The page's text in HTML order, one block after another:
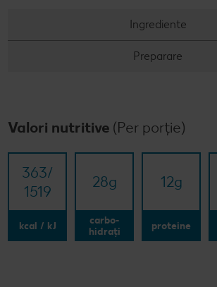
Revista Kaufland - Acum și pe WhatsApp!
Ingrediente
Preparare
Valori nutritive (Per porție)
363/​
1519
kcal / kJ
28g
carbo-
hidrați
12g
proteine